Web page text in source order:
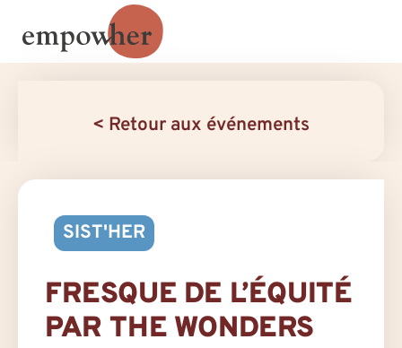
< Retour aux événements
SIST'HER
FRESQUE DE L’ÉQUITÉ
PAR THE WONDERS